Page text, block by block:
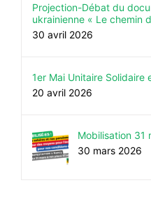
Projection-Débat du
ukrainienne « Le chemin
30 avril 2026
1er Mai Unitaire Solidaire
20 avril 2026
Mobilisation 31
30 mars 2026